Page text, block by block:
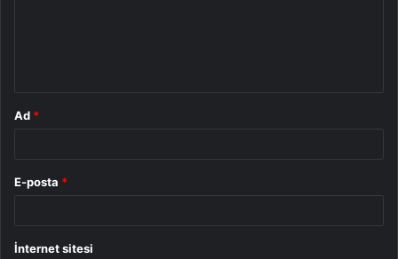
Ad *
E-posta *
İnternet sitesi